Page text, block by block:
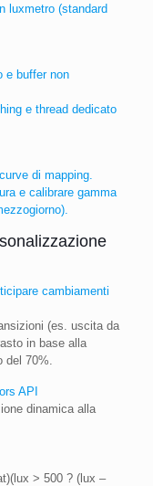
luxmetro (standard
e buffer non
e thread dedicato
di mapping.
e calibrare gamma
cambiamenti
(es. uscita da
in base alla
70%.
API
dinamica alla
> 500 ? (lux –